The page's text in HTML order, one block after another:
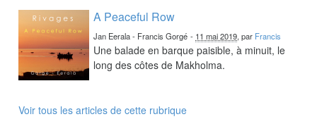
A Peaceful Row
Jan Eerala - Francis Gorgé - 11 mai 2019, par Francis
Une balade en barque paisible, à minuit, le
long des côtes de Makholma.
Voir tous les articles de cette rubrique